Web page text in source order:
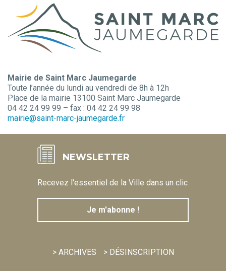
Mairie de Saint Marc Jaumegarde
Toute l’année du lundi au vendredi de 8h à 12h
Place de la mairie 13100 Saint Marc Jaumegarde
04 42 24 99 99 – fax : 04 42 24 99 98
mairie@saint-marc-jaumegarde.fr
NEWSLETTER
Recevez l'essentiel de la Ville dans un clic
Je m'abonne !
> ARCHIVES > DÉSINSCRIPTION